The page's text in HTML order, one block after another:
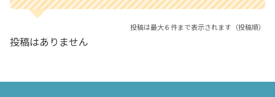
投稿は最大６件まで表示されます（投稿順）
投稿はありません